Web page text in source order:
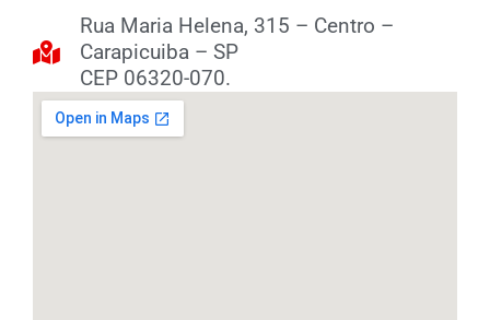
Rua Maria Helena, 315 – Centro –
Carapicuiba – SP
CEP 06320-070.